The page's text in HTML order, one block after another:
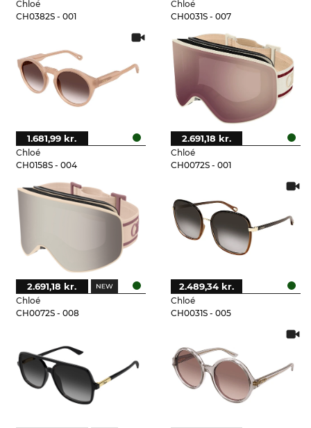
Chloé
CH0382S - 001
Chloé
CH0031S - 007
Chloé
CH0158S - 004
1.681,99 kr.
Chloé
CH0072S - 001
2.691,18 kr.
Chloé
CH0072S - 008
2.691,18 kr.
Chloé
CH0031S - 005
2.489,34 kr.